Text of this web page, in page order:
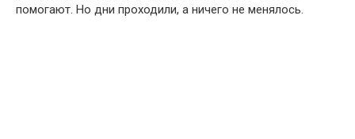
помогают. Но дни проходили, а ничего не менялось.